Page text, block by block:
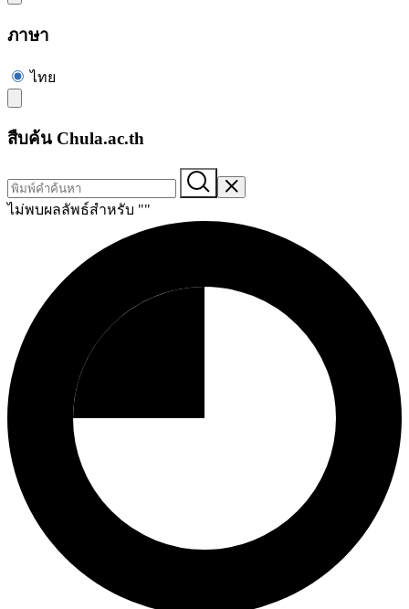
ภาษา
ไทย
สืบค้น Chula.ac.th
ไม่พบผลลัพธ์สำหรับ ""